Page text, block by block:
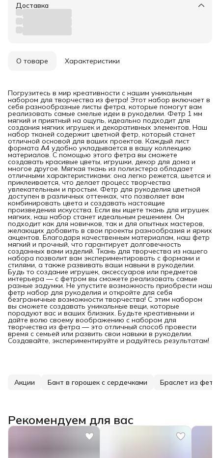
Доставка
О товаре Характеристики
Погрузитесь в мир креативности с нашим уникальным
набором для творчества из фетра! Этот набор включает в
себя разнообразные листы фетра, которые помогут вам
реализовать самые смелые идеи в рукоделии. Фетр 1 мм
мягкий и приятный на ощупь, идеально подходит для
создания мягких игрушек и декоративных элементов. Наш
набор тканей содержит цветной фетр, который станет
отличной основой для ваших проектов. Каждый лист
формата A4 удобно укладывается в вашу коллекцию
материалов. С помощью этого фетра вы сможете
создавать красивые цветы, игрушки, декор для дома и
многое другое. Мягкая ткань из полиэстера обладает
отличными характеристиками: она легко режется, шьется и
приклеивается, что делает процесс творчества
увлекательным и простым. Фетр для рукоделия цветной
доступен в различных оттенках, что позволяет вам
комбинировать цвета и создавать настоящие
произведения искусства. Если вы ищете ткань для игрушек
мягких, наш набор станет идеальным решением. Он
подходит как для новичков, так и для опытных мастеров,
желающих добавить в свои проекты разнообразия и ярких
акцентов. Благодаря качественным материалам, наш фетр
мягкий и прочный, что гарантирует долговечность
созданных вами изделий. Ткань для творчества из нашего
набора позволит вам экспериментировать с формами и
стилями, а также развивать ваши навыки в рукоделии.
Будь то создание игрушек, аксессуаров или предметов
интерьера — с фетром вы сможете реализовать самые
разные задумки. Не упустите возможность приобрести наш
фетр набор для рукоделия и откройте для себя
безграничные возможности творчества! С этим набором
вы сможете создавать уникальные вещи, которые
порадуют вас и ваших близких. Будьте креативными и
дайте волю своему воображению с набором для
творчества из фетра — это отличный способ провести
время с семьей или развить свои навыки в рукоделии.
Создавайте, экспериментируйте и радуйтесь результатам!
Акции Бант в горошек с сердечками Браслет из
Рекомендуем для вас